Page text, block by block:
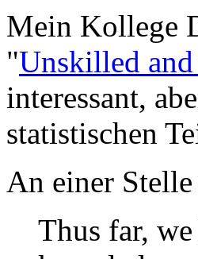
Mein Kollege
"Unskilled
interessant,
statistischen
An einer
Thus far,